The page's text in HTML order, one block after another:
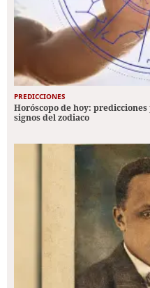
PREDICCIONES
Horóscopo de hoy:
signos del zodiaco